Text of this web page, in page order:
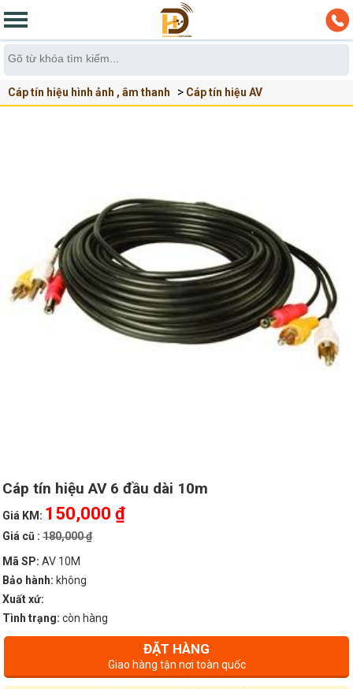
Cáp tín hiệu hình ảnh , âm thanh Cáp tín hiệu AV
Cáp tín hiệu AV 6 đầu dài 10m
Giá KM: 150,000 ₫
Giá cũ : 180,000 ₫
Mã SP: AV 10M
Bảo hành: không
Xuất xứ:
Tình trạng: còn hàng
ĐẶT HÀNG
Giao hàng tận nơi toàn quốc